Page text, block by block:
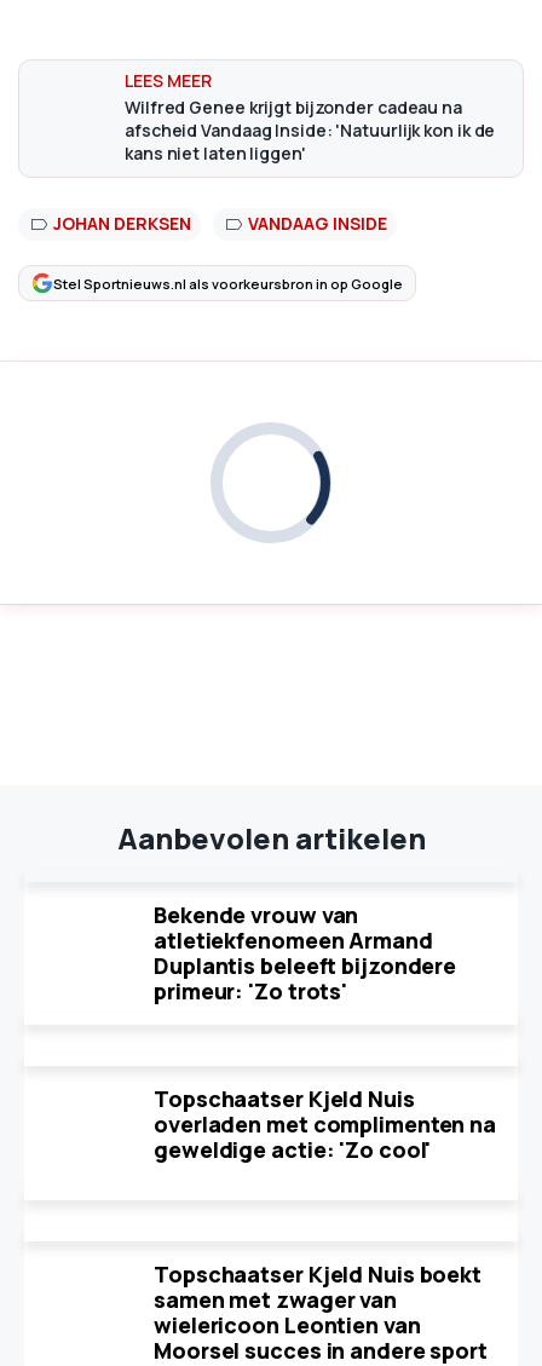
Wilfred Genee krijgt bijzonder cadeau na
afscheid Vandaag Inside: 'Natuurlijk kon ik de
kans niet laten liggen'
JOHAN DERKSEN VANDAAG INSIDE
Stel Sportnieuws.nl als voorkeursbron in op Google
Aanbevolen artikelen
Bekende vrouw van
atletiekfenomeen Armand
Duplantis beleeft bijzondere
primeur: 'Zo trots'
Topschaatser Kjeld Nuis
overladen met complimenten na
geweldige actie: 'Zo cool'
Topschaatser Kjeld Nuis boekt
samen met zwager van
wielericoon Leontien van
Moorsel succes in andere sport